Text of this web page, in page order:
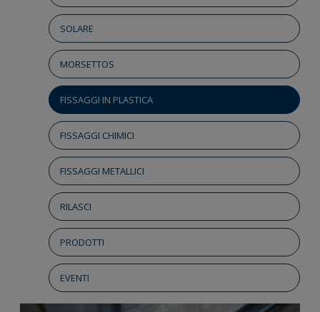
SOLARE
MORSETTOS
FISSAGGI IN PLASTICA
FISSAGGI CHIMICI
FISSAGGI METALLICI
RILASCI
PRODOTTI
EVENTI